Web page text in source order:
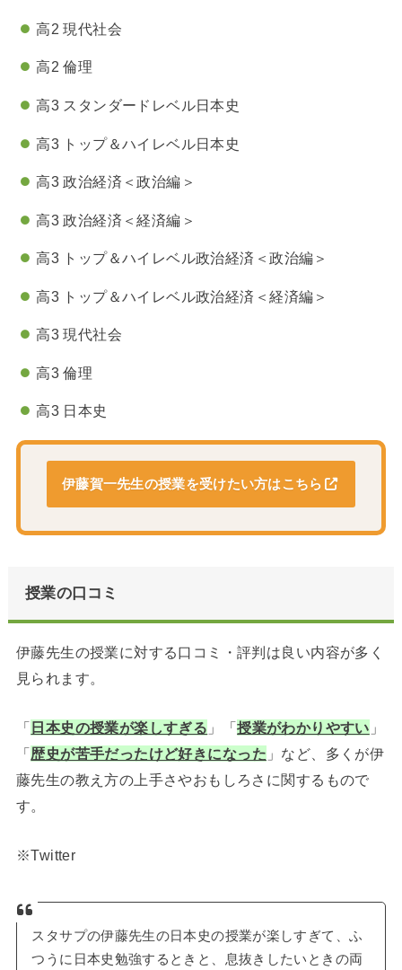
高2 現代社会
高2 倫理
高3 スタンダードレベル日本史
高3 トップ＆ハイレベル日本史
高3 政治経済＜政治編＞
高3 政治経済＜経済編＞
高3 トップ＆ハイレベル政治経済＜政治編＞
高3 トップ＆ハイレベル政治経済＜経済編＞
高3 現代社会
高3 倫理
高3 日本史
伊藤賀一先生の授業を受けたい方はこちら
授業の口コミ
伊藤先生の授業に対する口コミ・評判は良い内容が多く
見られます。
「 日本史の授業が楽しすぎる 」「授業がわかりやすい 」
「歴史が苦手だったけど好きになった 」など、多くが伊
藤先生の教え方の上手さやおもしろさに関するもので
す。
※Twitter
スタサプの伊藤先生の日本史の授業が楽しすぎて、ふ
つうに日本史勉強するときと、息抜きしたいときの両